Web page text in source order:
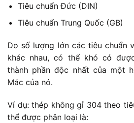
Tiêu chuẩn Đức (DIN)
Tiêu chuẩn Trung Quốc (GB)
Do số lượng lớn các tiêu chuẩn
khác nhau, có thể khó có
thành phần độc nhất của một
Mác của nó.
Ví dụ: thép không gỉ 304 theo
thể được phân loại là: